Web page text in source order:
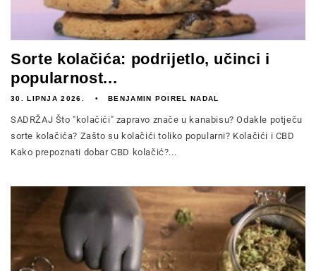
Sorte kolačića: podrijetlo, učinci i
popularnost...
30. LIPNJA 2026. BENJAMIN POIREL NADAL
SADRŽAJ Što "kolačići" zapravo znače u kanabisu? Odakle potječu
sorte kolačića? Zašto su kolačići toliko popularni? Kolačići i CBD
Kako prepoznati dobar CBD kolačić?...